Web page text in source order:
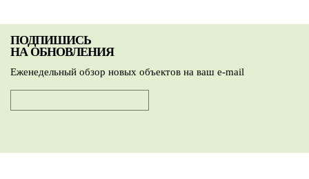
ПОДПИШИСЬ
НА ОБНОВЛЕНИЯ
Еженедельный обзор новых объектов на ваш e-mail